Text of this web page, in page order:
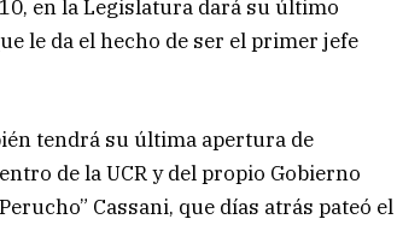
en la Legislatura dará su último
le da el hecho de ser el primer jefe
tendrá su última apertura de
de la UCR y del propio Gobierno
Cassani, que días atrás pateó el